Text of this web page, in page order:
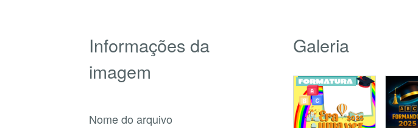
Informações da
imagem
Nome do arquivo
Galeria